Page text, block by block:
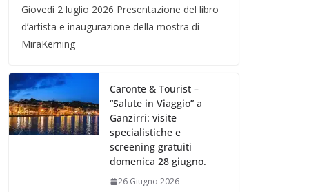
Giovedì 2 luglio 2026 Presentazione del libro
d’artista e inaugurazione della mostra di
MiraKerning
Caronte & Tourist –
“Salute in Viaggio” a
Ganzirri: visite
specialistiche e
screening gratuiti
domenica 28 giugno.
26 Giugno 2026